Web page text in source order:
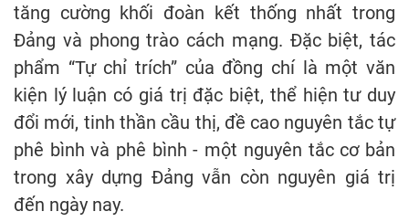
tăng cường khối đoàn kết thống nhất trong
Đảng và phong trào cách mạng. Đặc biệt, tác
phẩm “Tự chỉ trích” của đồng chí là một văn
kiện lý luận có giá trị đặc biệt, thể hiện tư duy
đổi mới, tinh thần cầu thị, đề cao nguyên tắc tự
phê bình và phê bình - một nguyên tắc cơ bản
trong xây dựng Đảng vẫn còn nguyên giá trị
đến ngày nay.